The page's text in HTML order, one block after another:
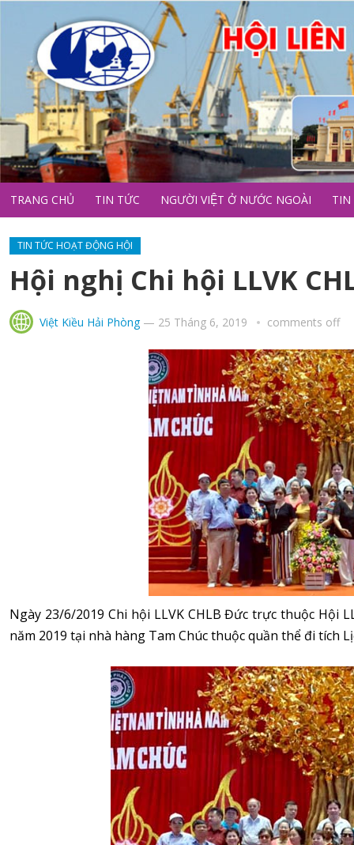
TRANG CHỦ TIN TỨC NGƯỜI VIỆT Ở NƯỚC NGOÀI TIN
TIN TỨC HOẠT ĐỘNG HỘI
Hội nghị Chi hội LLVK
Việt Kiều Hải Phòng— 25 Tháng 6, 2019 comments off
Ngày 23/6/2019 Chi hội LLVK CHLB Đức trực thuộc Hội
năm 2019 tại nhà hàng Tam Chúc thuộc quần thể đi tích